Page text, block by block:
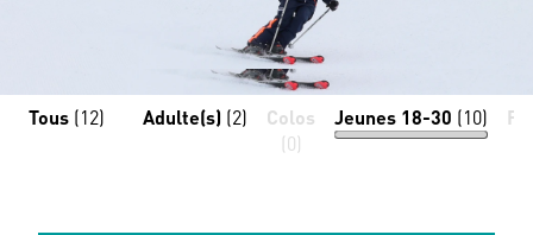
Tous (12) Adulte(s) (2)
Colos
(0)
Jeunes 18-30 (10)